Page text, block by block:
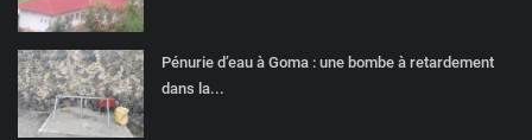
Pénurie d’eau à Goma : une bombe à retardement
dans la...